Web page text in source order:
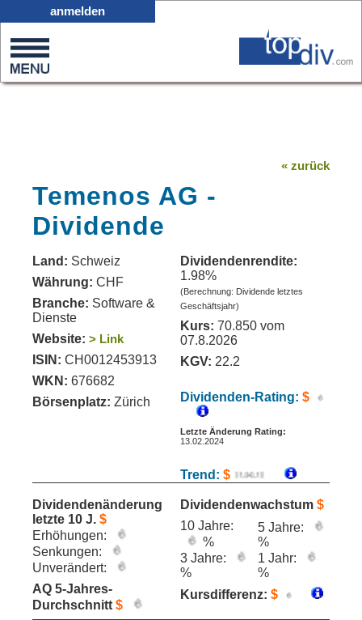
0
on
anmelden
« zurück
Temenos AG -
Dividende
Land: Schweiz
Währung: CHF
Branche: Software &
Dienste
Website: > Link
ISIN: CH0012453913
WKN: 676682
Börsenplatz: Zürich
Dividendenrendite:
1.98%
(Berechnung: Dividende letztes
Geschäftsjahr)
Kurs: 70.850 vom
07.8.2026
KGV: 22.2
Dividenden-Rating: $
Letzte Änderung Rating:
13.02.2024
Trend: $
Dividendenänderung
letzte 10 J. $
Erhöhungen:
Senkungen:
Unverändert:
AQ 5-Jahres-
Durchschnitt $
Dividendenwachstum $
10 Jahre:
%
5 Jahre:
%
3 Jahre:
%
1 Jahr:
%
Kursdifferenz: $